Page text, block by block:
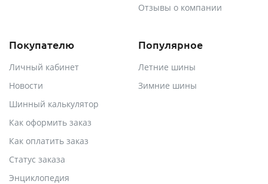
Отзывы о компании
Покупателю
Личный кабинет
Новости
Шинный калькулятор
Как оформить заказ
Как оплатить заказ
Статус заказа
Энциклопедия
Популярное
Летние шины
Зимние шины